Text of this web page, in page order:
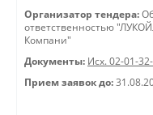
Организатор тендера:
ответственностью
Компани"
Документы: Исх. 02-01-
Прием заявок до: